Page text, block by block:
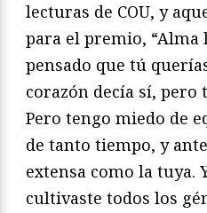
lecturas de COU, y
para el premio, “Alma
pensado que tú
corazón decía sí, pero
Pero tengo miedo de
de tanto tiempo, y
extensa como la tuya.
cultivaste todos los